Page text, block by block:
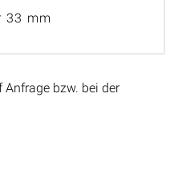
33 mm
bzw. bei der